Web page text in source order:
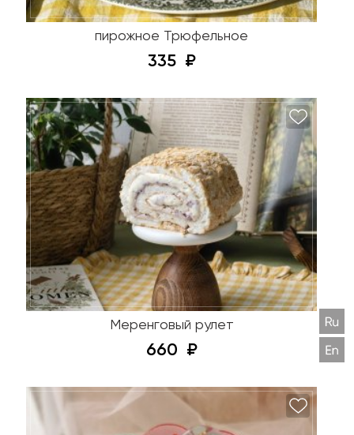
пирожное Трюфельное
335
Меренговый рулет
660